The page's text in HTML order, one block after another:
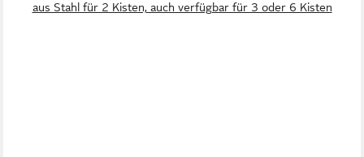
aus Stahl für 2 Kisten, auch verfügbar für 3 oder 6 Kisten